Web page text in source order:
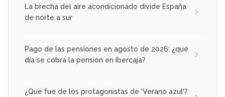
La brecha del aire acondicionado divide España
de norte a sur
Pago de las pensiones en agosto de 2026: ¿qué
día se cobra la pensión en Ibercaja?
¿Qué fue de los protagonistas de 'Verano azul'?